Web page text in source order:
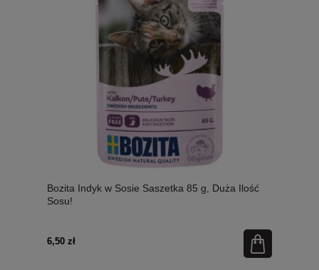
Bozita Indyk w Sosie Saszetka 85 g, Duża Ilość
Sosu!
6,50 zł